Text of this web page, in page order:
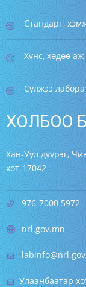
Стандарт,
Хүнс, хөдөө
Сүлжээ
ХОЛБОО
Хан-Уул дүүрэг,
хот-17042
976-7000 5972
nrl.gov.mn
Улаанбаатар